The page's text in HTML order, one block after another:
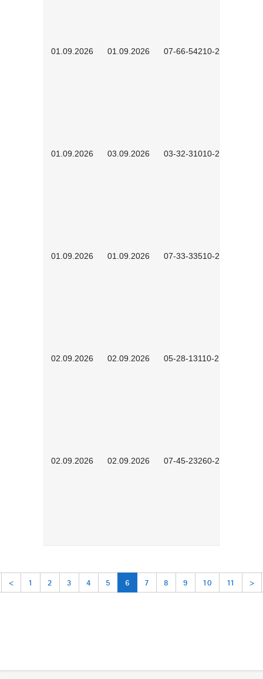
01.09.2026 01.09.2026 07-66-54210-2601
01.09.2026 03.09.2026 03-32-31010-2603
01.09.2026 01.09.2026 07-33-33510-2601
02.09.2026 02.09.2026 05-28-13110-2605
02.09.2026 02.09.2026 07-45-23260-2601
< 1 2 3 4 5 6 7 8 9 10 11 >